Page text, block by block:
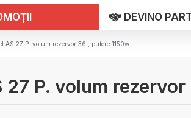
DEVINO
AS 27 P. volum rezervor 36l, putere 1150w
P. volum